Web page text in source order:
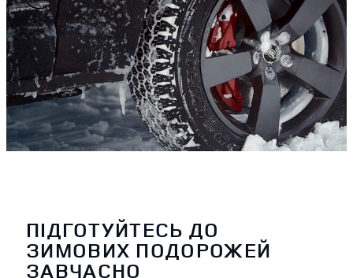
ПІДГОТУЙТЕСЬ ДО
ЗИМОВИХ ПОДОРОЖЕЙ
ЗАВЧАСНО